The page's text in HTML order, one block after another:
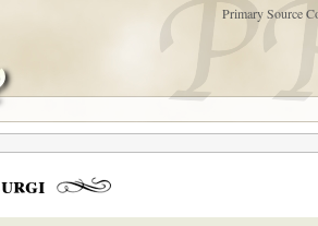
Primary Source